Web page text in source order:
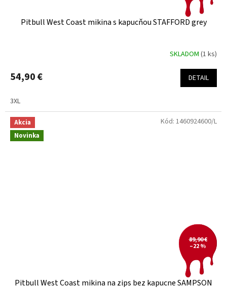
Pitbull West Coast mikina s kapucňou STAFFORD grey
SKLADOM (1 ks)
54,90 € DETAIL
3XL
Akcia
Novinka
89,90 €
–22 %
Pitbull West Coast mikina na zips bez kapucne SAMPSON
Kód: 1460924600/L